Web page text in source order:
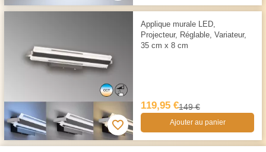
Applique murale LED,
Projecteur, Réglable, Variateur,
35 cm x 8 cm
119,95 €149 €
Ajouter au panier